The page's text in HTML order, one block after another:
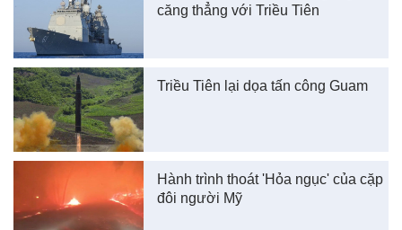
căng thẳng với Triều Tiên
Triều Tiên lại dọa tấn công Guam
Hành trình thoát 'Hỏa ngục' của cặp
đôi người Mỹ